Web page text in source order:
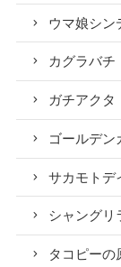
ウマ娘シン
カグラバチ
ガチアクタ
ゴールデン
サカモトデ
シャングリ
タコピーの